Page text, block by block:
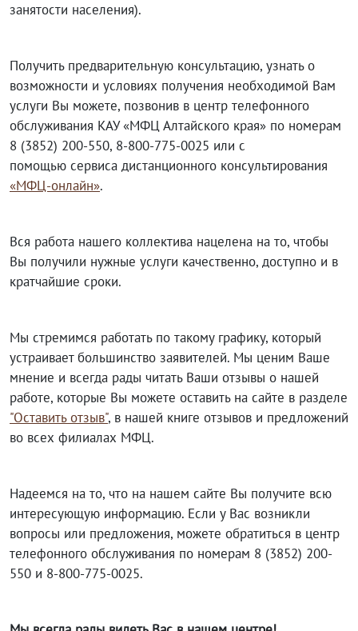
занятости населения).
Получить предварительную консультацию, узнать о
возможности и условиях получения необходимой Вам
услуги Вы можете, позвонив в центр телефонного
обслуживания КАУ «МФЦ Алтайского края» по номерам
8 (3852) 200-550, 8-800-775-0025 или с
помощью сервиса дистанционного консультирования
«МФЦ-онлайн».
Вся работа нашего коллектива нацелена на то, чтобы
Вы получили нужные услуги качественно, доступно и в
кратчайшие сроки.
Мы стремимся работать по такому графику, который
устраивает большинство заявителей. Мы ценим Ваше
мнение и всегда рады читать Ваши отзывы о нашей
работе, которые Вы можете оставить на сайте в разделе
"Оставить отзыв", в нашей книге отзывов и предложений
во всех филиалах МФЦ.
Надеемся на то, что на нашем сайте Вы получите всю
интересующую информацию. Если у Вас возникли
вопросы или предложения, можете обратиться в центр
телефонного обслуживания по номерам 8 (3852) 200-
550 и 8-800-775-0025.